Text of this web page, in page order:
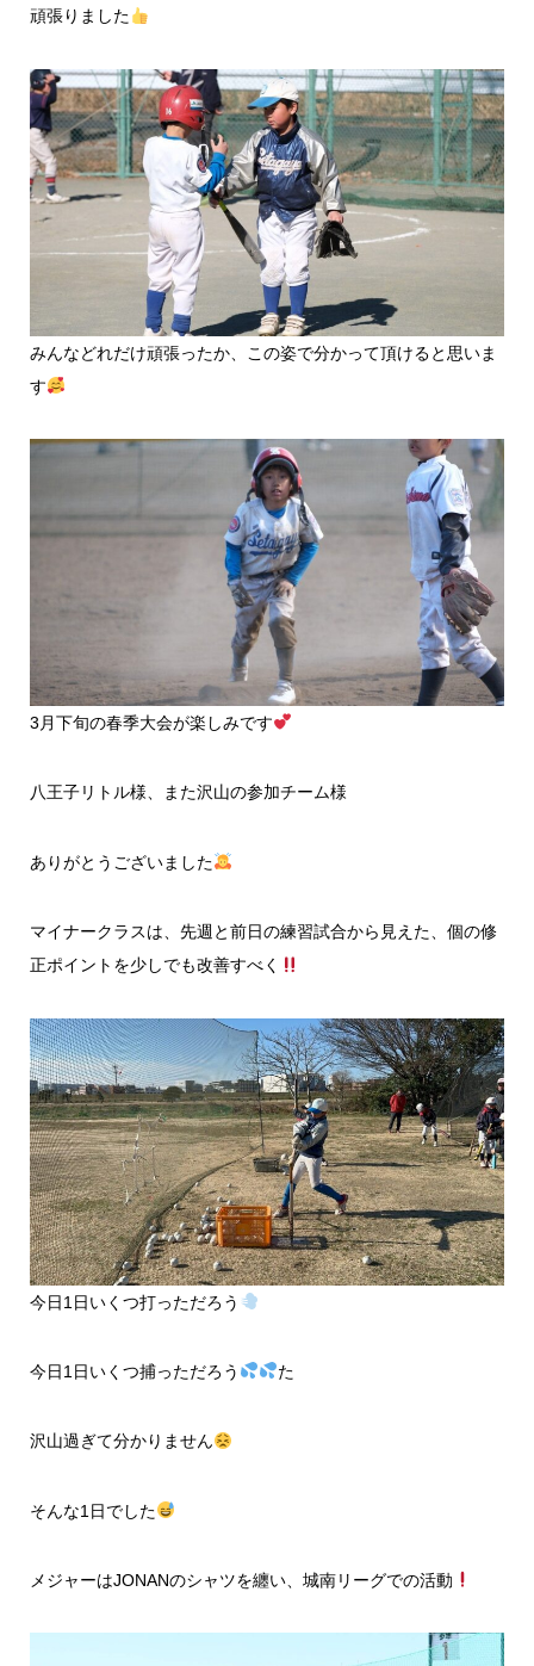
頑張りました
みんなどれだけ頑張ったか、この姿で分かって頂けると思いま
す
3月下旬の春季大会が楽しみです
八王子リトル様、また沢山の参加チーム様
ありがとうございました
マイナークラスは、先週と前日の練習試合から見えた、個の修
正ポイントを少しでも改善すべく
今日1日いくつ打っただろう
今日1日いくつ捕っただろう た
沢山過ぎて分かりません
そんな1日でした
メジャーはJONANのシャツを纏い、城南リーグでの活動